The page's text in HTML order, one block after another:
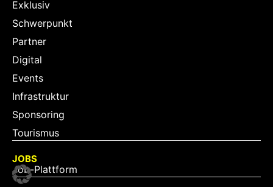
Exklusiv
Schwerpunkt
Partner
Digital
Events
Infrastruktur
Sponsoring
Tourismus
JOBS
Job-Plattform